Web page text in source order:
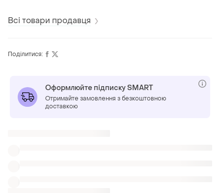
Всі товари продавця
Поділитися:
Оформлюйте підписку SMART
Отримайте замовлення з безкоштовною
доставкою